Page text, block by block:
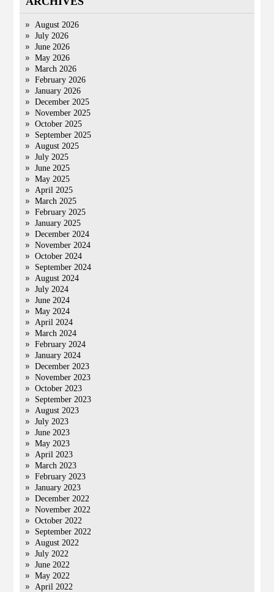
August 2026
July 2026
June 2026
May 2026
March 2026
February 2026
January 2026
December 2025
November 2025
October 2025
September 2025
August 2025
July 2025
June 2025
May 2025
April 2025
March 2025
February 2025
January 2025
December 2024
November 2024
October 2024
September 2024
August 2024
July 2024
June 2024
May 2024
April 2024
March 2024
February 2024
January 2024
December 2023
November 2023
October 2023
September 2023
August 2023
July 2023
June 2023
May 2023
April 2023
March 2023
February 2023
January 2023
December 2022
November 2022
October 2022
September 2022
August 2022
July 2022
June 2022
May 2022
April 2022